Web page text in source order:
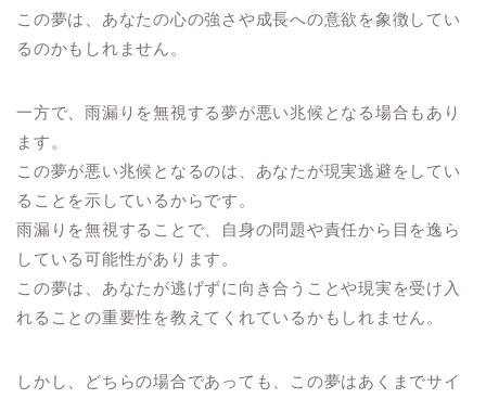
この夢は、あなたの心の強さや成長への意欲を象徴してい
るのかもしれません。
一方で、雨漏りを無視する夢が悪い兆候となる場合もあり
ます。
この夢が悪い兆候となるのは、あなたが現実逃避をしてい
ることを示しているからです。
雨漏りを無視することで、自身の問題や責任から目を逸ら
している可能性があります。
この夢は、あなたが逃げずに向き合うことや現実を受け入
れることの重要性を教えてくれているかもしれません。
しかし、どちらの場合であっても、この夢はあくまでサイ